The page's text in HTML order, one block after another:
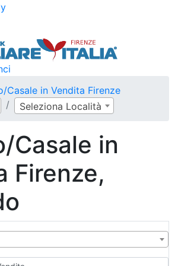
Casale in Vendita Firenze
Seleziona Località
Casale in
Firenze,